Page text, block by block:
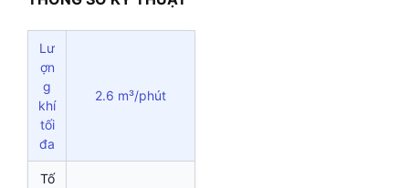
Lư
ợn
g
khí
tối
đa
2.6 m³/phút
Tố